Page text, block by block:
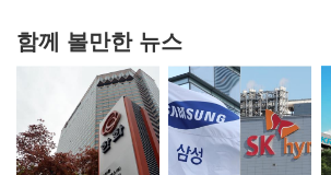
함께 볼만한 뉴스